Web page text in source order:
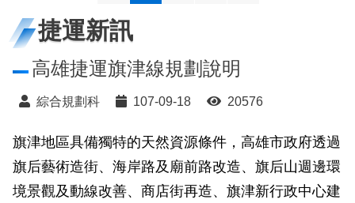
捷運路線進度圖
長期路網規劃
路網簡介
路網規劃
未來發展
規劃中
捷運紫線
前鎮漁港聯外軌道
興建中
各線計畫進度
已通車
訊息專區
捷運新訊
公聽會與說明會
政府資訊公開
生態檢核專區
便民服務
局長信箱
禁限建專區
增額容積申請
交流互動
照片集錦
影音專區
關於我們
首長簡介
網站導覽
捷運新訊
高雄捷運旗津線規劃說明
綜合規劃科 107-09-18 20576
旗津地區具備獨特的天然資源條件，高雄市政府透過
旗后藝術造街、海岸路及廟前路改造、旗后山週邊環
境景觀及動線改善、商店街再造、旗津新行政中心建